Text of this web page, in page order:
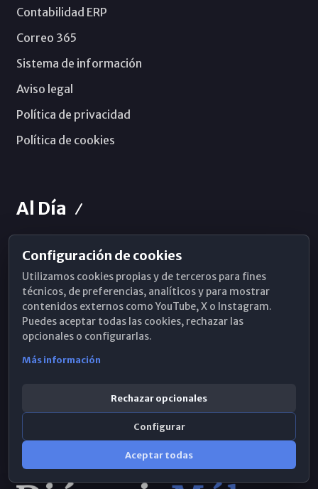
Contabilidad ERP
Correo 365
Sistema de información
Aviso legal
Política de privacidad
Política de cookies
Al Día
Horarios de Misa
Hemeroteca
WhatsApp
Configuración de cookies
Utilizamos cookies propias y de terceros para fines
técnicos, de preferencias, analíticos y para mostrar
contenidos externos como YouTube, X o Instagram.
Puedes aceptar todas las cookies, rechazar las
opcionales o configurarlas.
Más información
Rechazar opcionales
Configurar
Aceptar todas